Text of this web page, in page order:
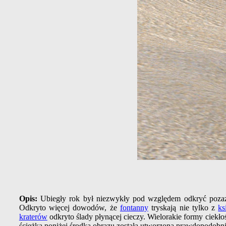
Opis:Ubiegły rok był niezwykły pod względem odkryć
Odkryto więcej dowodów, że fontannytryskają nie tylko z
kraterówodkryto ślady płynącej cieczy. Wielorakie formy